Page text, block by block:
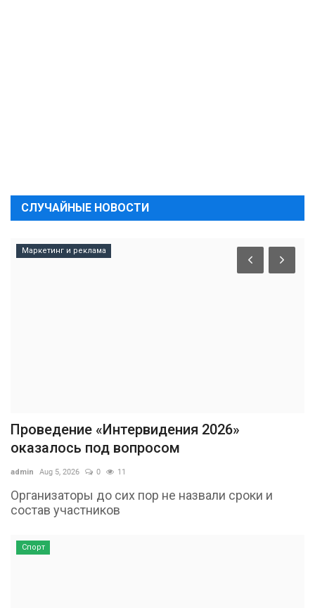
СЛУЧАЙНЫЕ НОВОСТИ
Маркетинг и реклама
Проведение «Интервидения 2026»
оказалось под вопросом
admin Aug 5, 2026 0 11
Организаторы до сих пор не назвали сроки и
состав участников
Спорт